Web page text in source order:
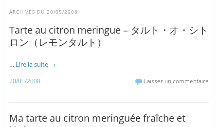
ARCHIVES DU 20/05/2008
Tarte au citron meringue – タルト・オ・シト
ロン（レモンタルト）
… Lire la suite →
20/05/2008 Laisser un commentaire
Ma tarte au citron meringuée fraîche et